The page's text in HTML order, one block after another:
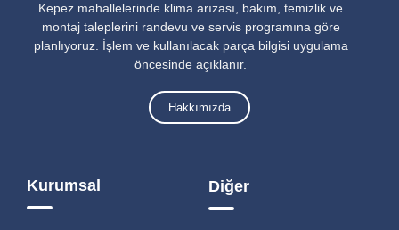
Kepez mahallelerinde klima arızası, bakım, temizlik ve
montaj taleplerini randevu ve servis programına göre
planlıyoruz. İşlem ve kullanılacak parça bilgisi uygulama
öncesinde açıklanır.
Hakkımızda
Kurumsal Diğer